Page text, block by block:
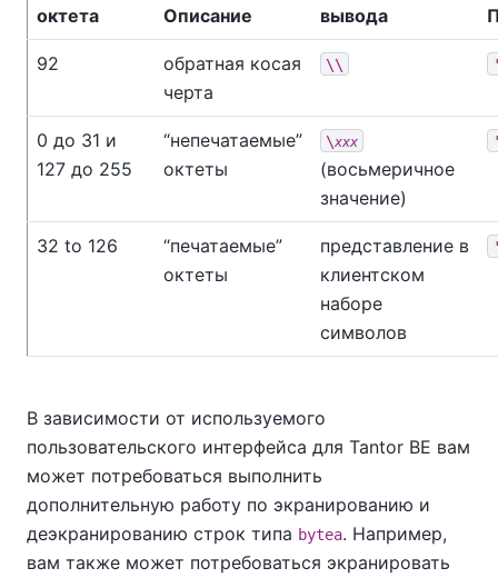
октета
Описание
вывода
92
обратная косая
черта
\\
0 до 31 и
127 до 255
“непечатаемые”
октеты
\xxx
(восьмеричное
значение)
32 to 126 “печатаемые”
октеты
представление в
клиентском
наборе
символов
В зависимости от используемого
пользовательского интерфейса для Tantor BE вам
может потребоваться выполнить
дополнительную работу по экранированию и
деэкранированию строк типа bytea. Например,
вам также может потребоваться экранировать